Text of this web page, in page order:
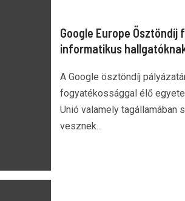
Google Europe
informatikus
A Google ösztöndíj
fogyatékossággal élő
Unió valamely tagállamában
vesznek...